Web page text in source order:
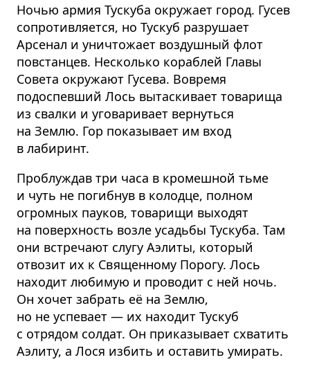
Ночью армия Тускуба окружает город. Гусев
сопротивляется, но Тускуб разрушает
Арсенал и уничтожает воздушный флот
повстанцев. Несколько кораблей Главы
Совета окружают Гусева. Вовремя
подоспевший Лось вытаскивает товарища
из свалки и уговаривает вернуться
на Землю. Гор показывает им вход
в лабиринт.
Проблуждав три часа в кромешной тьме
и чуть не погибнув в колодце, полном
огромных пауков, товарищи выходят
на поверхность возле усадьбы Тускуба. Там
они встречают слугу Аэлиты, который
отвозит их к Священному Порогу. Лось
находит любимую и проводит с ней ночь.
Он хочет забрать её на Землю,
но не успевает — их находит Тускуб
с отрядом солдат. Он приказывает схватить
Аэлиту, а Лося избить и оставить умирать.